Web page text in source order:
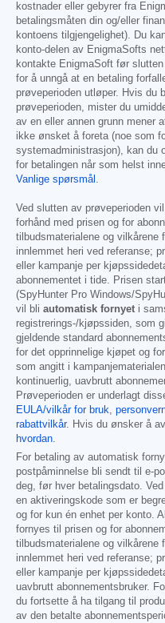
kostnader eller gebyrer fra
betalingsmåten din og/eller
kontoens tilgjengelighet). Du
konto-delen av EnigmaSofts
kontakte EnigmaSoft før
for å unngå at en betaling
prøveperioden utløper. Hvis du
prøveperioden, mister du
av en eller annen grunn mener
ikke ønsket å foreta (noe som
systemadministrasjon), kan du
for betalingen når som helst
Vanlige spørsmål .
Ved slutten av prøveperioden
forhånd med prisen og for
tilbudsmaterialene og vilkårene
innlemmet heri ved referanse;
eller kampanje per
abonnementet i tide. Prisen
(SpyHunter Pro Windows/
vil bli automatisk fornyet i
registrerings-/kjøpssiden, som
gjeldende standard
for det opprinnelige kjøpet og
som angitt i
kontinuerlig, uavbrutt
Prøveperioden er underlagt
EULA/vilkår for bruk,
rabattvilkår. Hvis du ønsker å
hvordan.
For betaling av automatisk
postpåminnelse bli sendt til e-
deg, før hver betalingsdato.
en aktiveringskode som er
og for kun én enhet per konto.
fornyes til prisen og for
tilbudsmaterialene og vilkårene
innlemmet heri ved referanse;
eller kampanje per
uavbrutt abonnementsbruker.
du fortsette å ha tilgang til
av den betalte